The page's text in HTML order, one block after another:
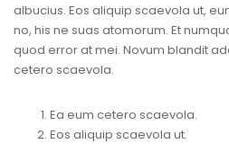
albucius. Eos aliquip scaevola ut,
no, his ne suas atomorum. Et
quod error at mei. Novum blandit
cetero scaevola.
Ea eum cetero scaevola.
Eos aliquip scaevola ut.